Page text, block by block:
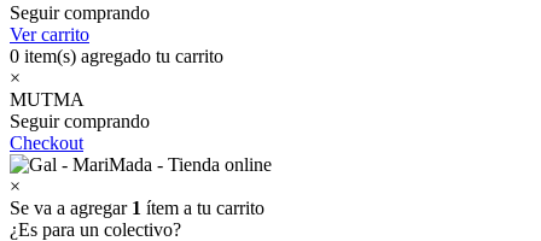
Seguir comprando
Ver carrito
0 item(s) agregado tu carrito
×
MUTMA
Seguir comprando
Checkout
×
Se va a agregar 1 ítem a tu carrito
¿Es para un colectivo?